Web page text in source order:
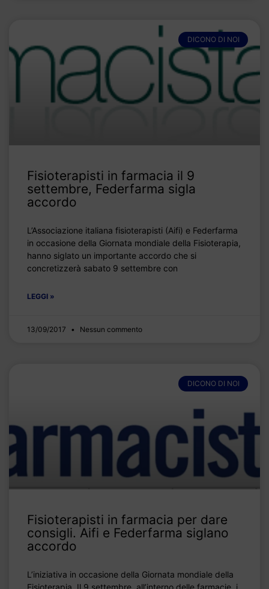
DICONO DI NOI
Fisioterapisti in farmacia il 9
settembre, Federfarma sigla
accordo
L’Associazione italiana fisioterapisti (Aifi) e Federfarma
in occasione della Giornata mondiale della Fisioterapia,
hanno siglato un importante accordo che si
concretizzerà sabato 9 settembre con
LEGGI »
13/09/2017 Nessun commento
DICONO DI NOI
Fisioterapisti in farmacia per dare
consigli. Aifi e Federfarma siglano
accordo
L’iniziativa in occasione della Giornata mondiale della
Fisioterapia. Il 9 settembre, all’interno delle farmacie, i